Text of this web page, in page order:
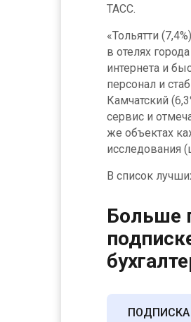
ТАСС.
«Тольятти
в отелях
интернета и
персонал и
Камчатский
сервис и
же объектах
исследования
В список
Больше